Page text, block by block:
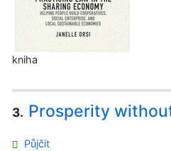
kniha
3. Prosperity
Půjčit